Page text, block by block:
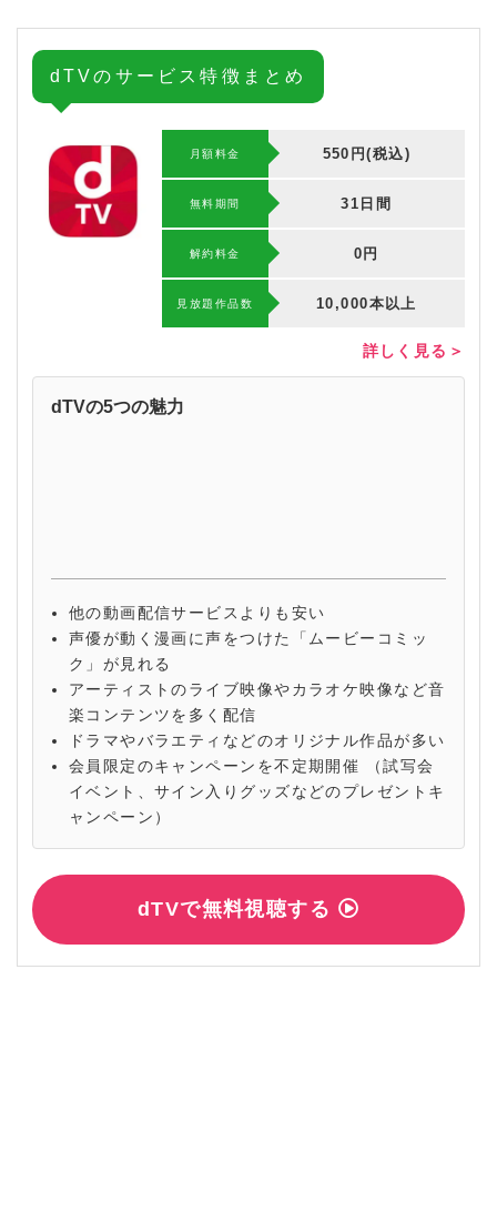
dTVのサービス特徴まとめ
月額料金 550円(税込)
無料期間 31日間
解約料⾦ 0円
⾒放題作品数 10,000本以上
詳しく見る＞
dTVの5つの魅力
他の動画配信サービスよりも安い
声優が動く漫画に声をつけた「ムービーコミッ
ク」が見れる
アーティストのライブ映像やカラオケ映像など音
楽コンテンツを多く配信
ドラマやバラエティなどのオリジナル作品が多い
会員限定のキャンペーンを不定期開催 （試写会
イベント、サイン入りグッズなどのプレゼントキ
ャンペーン）
dTVで無料視聴する